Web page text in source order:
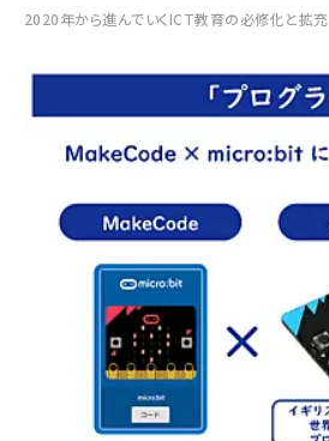
2020年から進んでいくICT教育の必修化と拡充